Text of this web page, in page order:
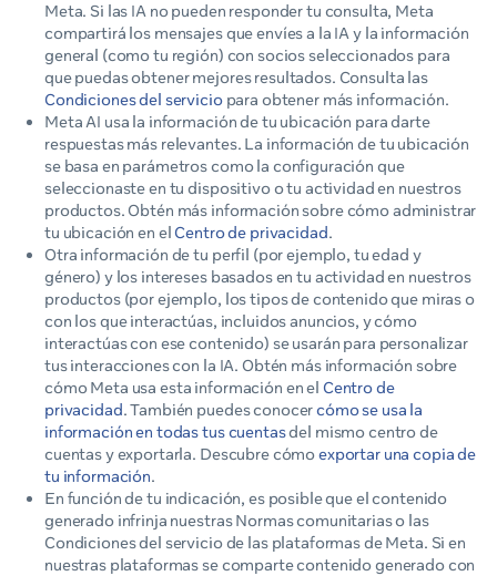
Meta. Si las IA no pueden responder tu consulta, Meta
compartirá los mensajes que envíes a la IA y la información
general (como tu región) con socios seleccionados para
que puedas obtener mejores resultados. Consulta las
Condiciones del serviciopara obtener más información.
Meta AI usa la información de tu ubicación para darte
respuestas más relevantes. La información de tu ubicación
se basa en parámetros como la configuración que
seleccionaste en tu dispositivo o tu actividad en nuestros
productos. Obtén más información sobre cómo administrar
tu ubicación en elCentro de privacidad.
Otra información de tu perfil (por ejemplo, tu edad y
género) y los intereses basados en tu actividad en nuestros
productos (por ejemplo, los tipos de contenido que miras o
con los que interactúas, incluidos anuncios, y cómo
interactúas con ese contenido) se usarán para personalizar
tus interacciones con la IA. Obtén más información sobre
cómo Meta usa esta información en el Centro de
privacidad. También puedes conocercómo se usa la
información en todas tus cuentasdel mismo centro de
cuentas y exportarla. Descubre cómoexportar una copia de
tu información.
En función de tu indicación, es posible que el contenido
generado infrinja nuestras Normas comunitarias o las
Condiciones del servicio de las plataformas de Meta. Si en
nuestras plataformas se comparte contenido generado con